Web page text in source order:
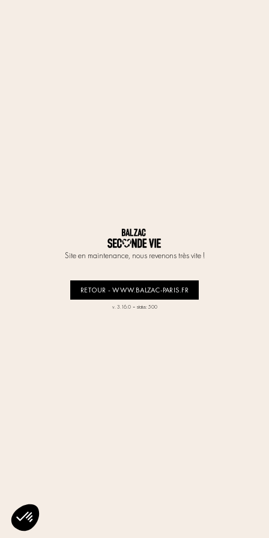
Site en maintenance, nous revenons très vite !
RETOUR - WWW.BALZAC-PARIS.FR
v. 3.16.0- status: 500